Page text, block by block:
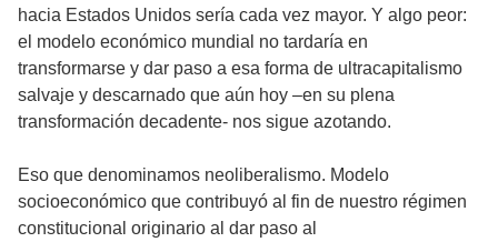
hacia Estados Unidos sería cada vez mayor. Y algo peor:
el modelo económico mundial no tardaría en
transformarse y dar paso a esa forma de ultracapitalismo
salvaje y descarnado que aún hoy –en su plena
transformación decadente- nos sigue azotando.
Eso que denominamos neoliberalismo. Modelo
socioeconómico que contribuyó al fin de nuestro régimen
constitucional originario al dar paso al